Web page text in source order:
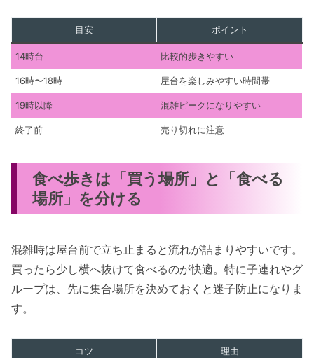
目安 ポイント
14時台 比較的歩きやすい
16時〜18時 屋台を楽しみやすい時間帯
19時以降 混雑ピークになりやすい
終了前 売り切れに注意
食べ歩きは「買う場所」と「食べる
場所」を分ける
混雑時は屋台前で立ち止まると流れが詰まりやすいです。
買ったら少し横へ抜けて食べるのが快適。特に子連れやグ
ループは、先に集合場所を決めておくと迷子防止になりま
す。
コツ 理由